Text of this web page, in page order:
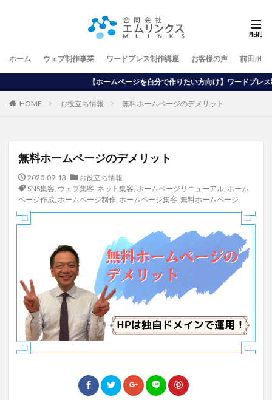
ホーム ウェブ制作事業 ワードプレス制作講座 お客様の声 前田が行
ホームページを自分で作りたい方向け】ワードプレス制作講座はこちらをクリッ
HOME お役立ち情報 無料ホームページのデメリット
無料ホームページのデメリット
2020-09-13
お役立ち情報
SNS集客, ウェブ集客, ネット集客, ホームページリニューアル, ホーム
ページ作成, ホームページ制作, ホームページ集客, 無料ホームページ